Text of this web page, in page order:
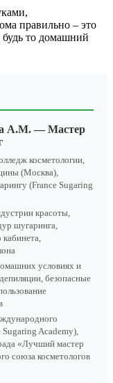
правильно – это
будь то домашний
А.М. — Мастер
косметологии,
(Москва),
(France Sugaring
красоты,
шугаринга,
условиях и
безопасные
Academy),
«Лучший мастер
союза косметологов